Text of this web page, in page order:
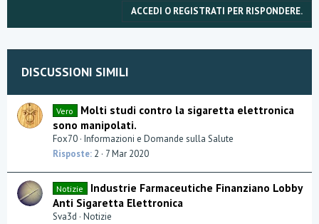
ACCEDI O REGISTRATI PER RISPONDERE.
DISCUSSIONI SIMILI
Vero
Molti studi contro la sigaretta elettronica
sono manipolati.
Fox70 Informazioni e Domande sulla Salute
Risposte 2 7 Mar 2020
Notizie
Industrie Farmaceutiche Finanziano Lobby
Anti Sigaretta Elettronica
Sva3d Notizie